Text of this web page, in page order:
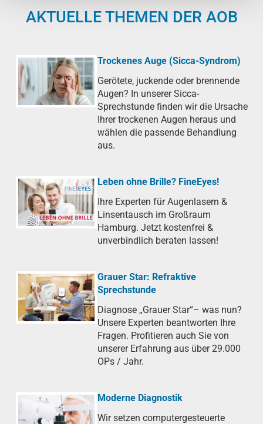
AKTUELLE THEMEN DER AOB
Trockenes Auge (Sicca-Syndrom)
Gerötete, juckende oder brennende
Augen? In unserer Sicca-
Sprechstunde finden wir die Ursache
Ihrer trockenen Augen heraus und
wählen die passende Behandlung
aus.
Leben ohne Brille? FineEyes!
Ihre Experten für Augenlasern &
Linsentausch im Großraum
Hamburg. Jetzt kostenfrei &
unverbindlich beraten lassen!
Grauer Star: Refraktive
Sprechstunde
Diagnose „Grauer Star“– was nun?
Unsere Experten beantworten Ihre
Fragen. Profitieren auch Sie von
unserer Erfahrung aus über 29.000
OPs / Jahr.
Moderne Diagnostik
Wir setzen computergesteuerte